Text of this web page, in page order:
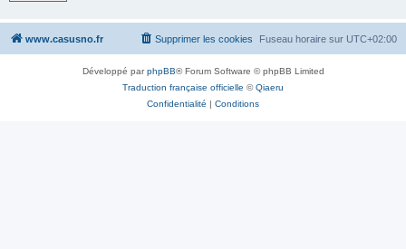
www.casusno.fr Fuseau horaire sur UTC+02:00
Supprimer les cookies
Développé parphpBB® Forum Software © phpBB Limited
Traduction française officielle ©Qiaeru
Confidentialité | Conditions